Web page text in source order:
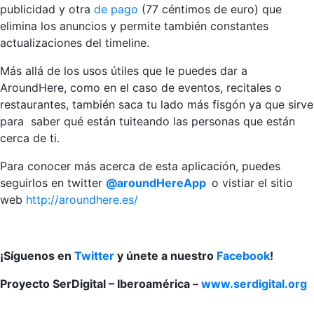
publicidad y otra de pago (77 céntimos de euro) que
elimina los anuncios y permite también constantes
actualizaciones del timeline.
Más allá de los usos útiles que le puedes dar a
AroundHere, como en el caso de eventos, recitales o
restaurantes, también saca tu lado más fisgón ya que sirve
para saber qué están tuiteando las personas que están
cerca de ti.
Para conocer más acerca de esta aplicación, puedes
seguirlos en twitter @aroundHereApp o vistiar el sitio
web http://aroundhere.es/
¡Síguenos en Twitter y únete a nuestro Facebook!
Proyecto SerDigital – Iberoamérica – www.serdigital.org